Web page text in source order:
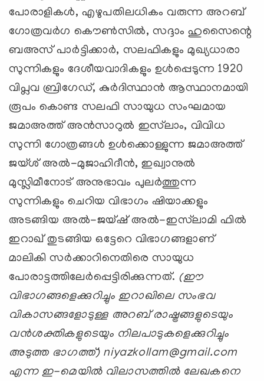
പോരാളികള്‍, എഴുപതിലധികം വരുന്ന അറബ്
ഗോത്രവര്‍ഗ കൌണ്‍സില്‍, സദ്ദാം ഹുസൈന്റെ
ബഅസ് പാര്‍ട്ടിക്കാര്‍, സലഫികളും മുഖ്യധാരാ
സുന്നികളും ദേശീയവാദികളും ഉള്‍പ്പെടുന്ന 1920
വിപ്ലവ ബ്രിഗേഡ്, കുര്‍ദിസ്ഥാന്‍ ആസ്ഥാനമായി
രൂപം കൊണ്ട സലഫി സായുധ സംഘമായ
ജമാഅത്ത് അന്‍സാറുല്‍ ഇസ്‌ലാം, വിവിധ
സുന്നി ഗോത്രങ്ങള്‍ ഉള്‍ക്കൊള്ളുന്ന ജമാഅത്ത്
ജയ്ശ് അല്‍-മുജാഹിദീന്‍, ഇഖ്വാനുല്‍
മുസ്ലിമീനോട് അനുഭാവം പുലര്‍ത്തുന്ന
സുന്നികളും ചെറിയ വിഭാഗം ഷിയാക്കളും
അടങ്ങിയ അല്‍-ജയ്ഷ് അല്‍-ഇസ്‌ലാമി ഫില്‍
ഇറാഖ്‌ തുടങ്ങിയ ഒട്ടേറെ വിഭാഗങ്ങളാണ്
മാലികി സര്‍ക്കാറിനെതിരെ സായുധ
പോരാട്ടത്തിലേര്‍പ്പെട്ടിരിക്കുന്നത്. (ഈ
വിഭാഗങ്ങളെക്കുറിച്ചും ഇറാഖിലെ സംഭവ
വികാസങ്ങളോടുള്ള അറബ് രാഷ്ട്രങ്ങളുടെയും
വന്‍ശക്തികളുടെയും നിലപാടുകളെക്കുറിച്ചും
അടുത്ത ഭാഗത്ത്‌) niyazkollam@gmail.com
എന്ന ഇ-മെയില്‍ വിലാസത്തില്‍ ലേഖകനെ